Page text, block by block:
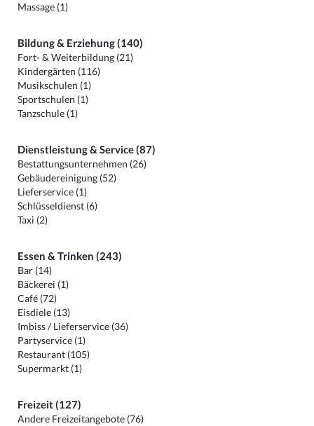
Massage (1)
Bildung & Erziehung (140)
Fort- & Weiterbildung (21)
Kindergärten (116)
Musikschulen (1)
Sportschulen (1)
Tanzschule (1)
Dienstleistung & Service (87)
Bestattungsunternehmen (26)
Gebäudereinigung (52)
Lieferservice (1)
Schlüsseldienst (6)
Taxi (2)
Essen & Trinken (243)
Bar (14)
Bäckerei (1)
Café (72)
Eisdiele (13)
Imbiss / Lieferservice (36)
Partyservice (1)
Restaurant (105)
Supermarkt (1)
Freizeit (127)
Andere Freizeitangebote (76)